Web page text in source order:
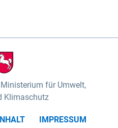
für Umwelt,
Klimaschutz
IMPRESSUM